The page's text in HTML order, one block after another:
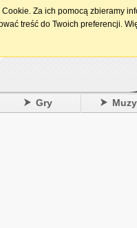
Gry
Za ich pomocą zbieramy
treść do Twoich preferencji.